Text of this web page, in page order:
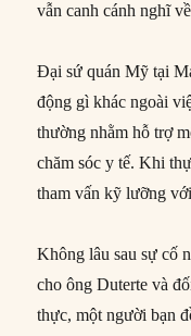
vẫn canh cánh nghĩ
Đại sứ quán Mỹ tại
động gì khác ngoài
thường nhằm hỗ trợ
chăm sóc y tế. Khi
tham vấn kỹ lưỡng
Không lâu sau sự cố
cho ông Duterte và
thực, một người bạn